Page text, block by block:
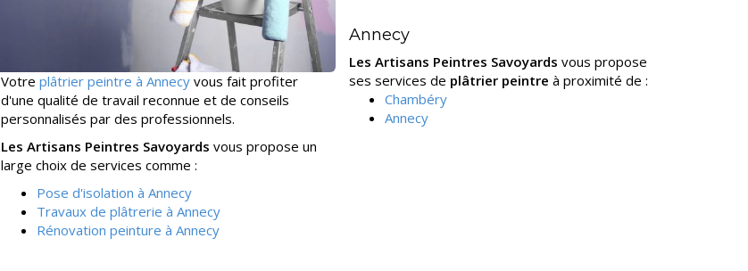
Votre plâtrier peintre à Annecy vous fait profiter
d'une qualité de travail reconnue et de conseils
personnalisés par des professionnels.
Les Artisans Peintres Savoyards vous propose un
large choix de services comme :
Pose d'isolation à Annecy
Travaux de plâtrerie à Annecy
Rénovation peinture à Annecy
Annecy
Les Artisans Peintres Savoyards vous propose
ses services de plâtrier peintre à proximité de :
Chambéry
Annecy